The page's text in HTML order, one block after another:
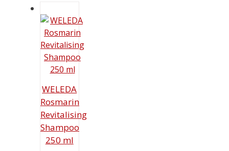
WELEDA
Rosmarin
Revitalising
Shampoo
250 ml